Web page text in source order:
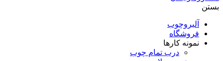
بستن
آلبروچوب
فروشگاه
نمونه کارها
درب تمام چوب